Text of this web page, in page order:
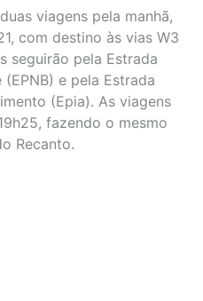
viagens pela manhã,
com destino às vias W3
seguirão pela Estrada
e pela Estrada
(Epia). As viagens
fazendo o mesmo
Recanto.